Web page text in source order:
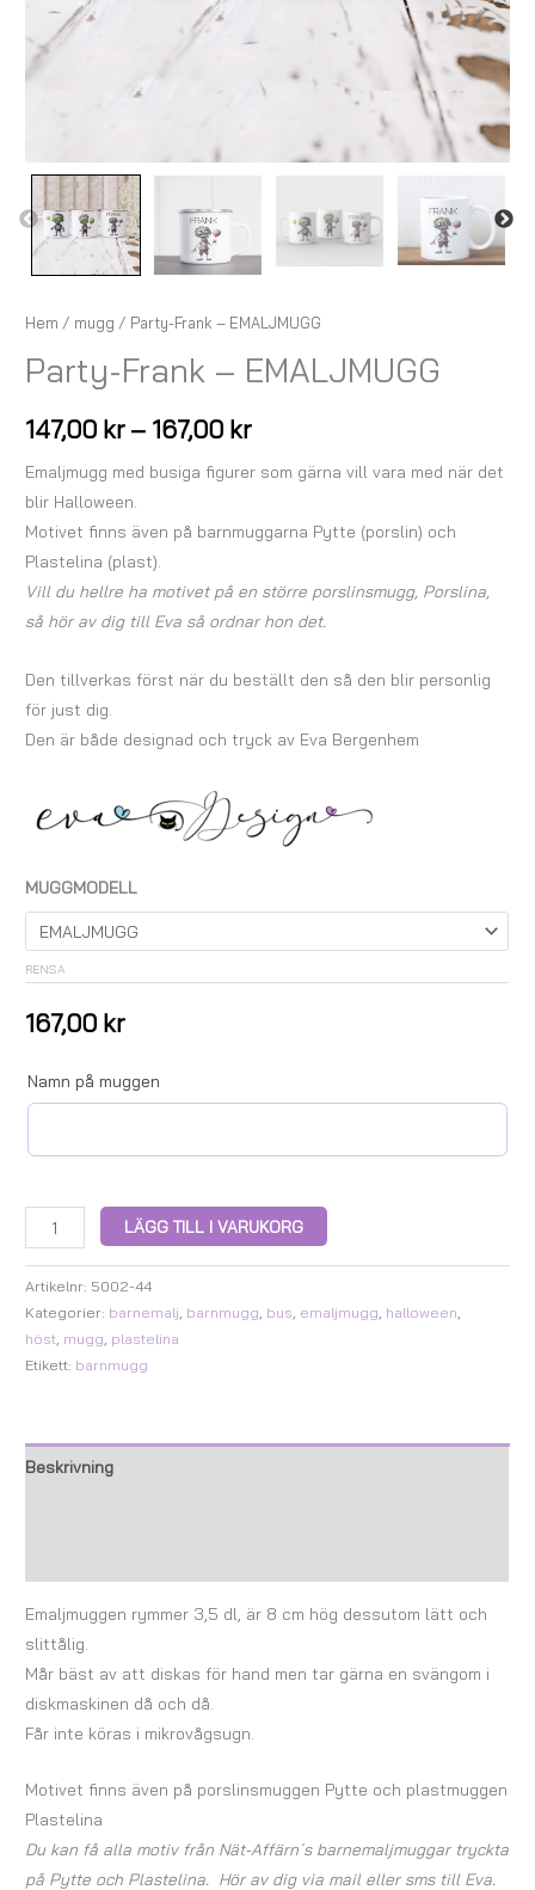
Hem / mugg / Party-Frank – EMALJMUGG
Party-Frank – EMALJMUGG
147,00 kr – 167,00 kr
Emaljmugg med busiga figurer som gärna vill vara med när det
blir Halloween.
Motivet finns även på barnmuggarna Pytte (porslin) och
Plastelina (plast).
Vill du hellre ha motivet på en större porslinsmugg, Porslina,
så hör av dig till Eva så ordnar hon det.
Den tillverkas först när du beställt den så den blir personlig
för just dig.
Den är både designad och tryck av Eva Bergenhem
MUGGMODELL
RENSA
167,00 kr
Namn på muggen
LÄGG TILL I VARUKORG
Artikelnr: 5002-44
Kategorier: barnemalj barnmugg bus emaljmugg halloween
höst mugg plastelina
Etikett: barnmugg
Beskrivning
Emaljmuggen rymmer 3,5 dl, är 8 cm hög dessutom lätt och
slittålig.
Mår bäst av att diskas för hand men tar gärna en svängom i
diskmaskinen då och då.
Får inte köras i mikrovågsugn.
Motivet finns även på porslinsmuggen Pytte och plastmuggen
Plastelina
Du kan få alla motiv från Nät-Affärn´s barnemaljmuggar tryckta
på Pytte och Plastelina. Hör av dig via mail eller sms till Eva.